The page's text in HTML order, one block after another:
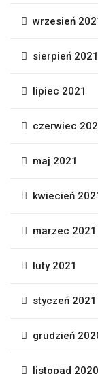
wrzesień
sierpień 2021
lipiec 2021
czerwiec
maj 2021
kwiecień
marzec 2021
luty 2021
styczeń 2021
grudzień
listopad 2020